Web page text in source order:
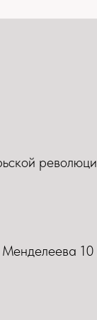
Менделеева 10